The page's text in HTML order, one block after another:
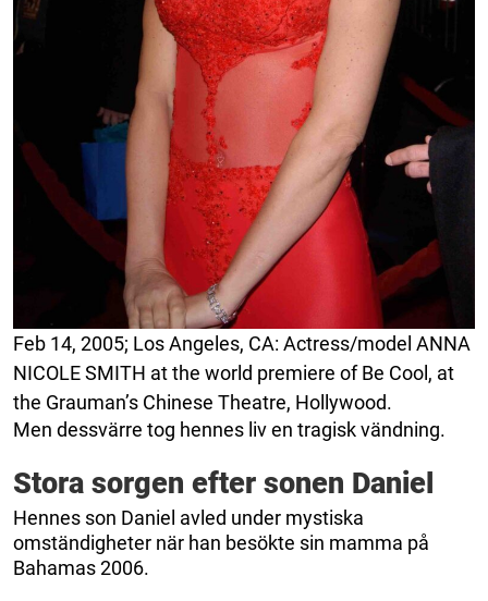
Feb 14, 2005; Los Angeles, CA: Actress/model ANNA
NICOLE SMITH at the world premiere of Be Cool, at
the Grauman’s Chinese Theatre, Hollywood.
Men dessvärre tog hennes liv en tragisk vändning.
Stora sorgen efter sonen Daniel
Hennes son Daniel avled under mystiska
omständigheter när han besökte sin mamma på
Bahamas 2006.